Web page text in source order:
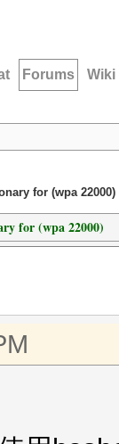
Forums Wiki
for (wpa 22000)
for (wpa 22000)